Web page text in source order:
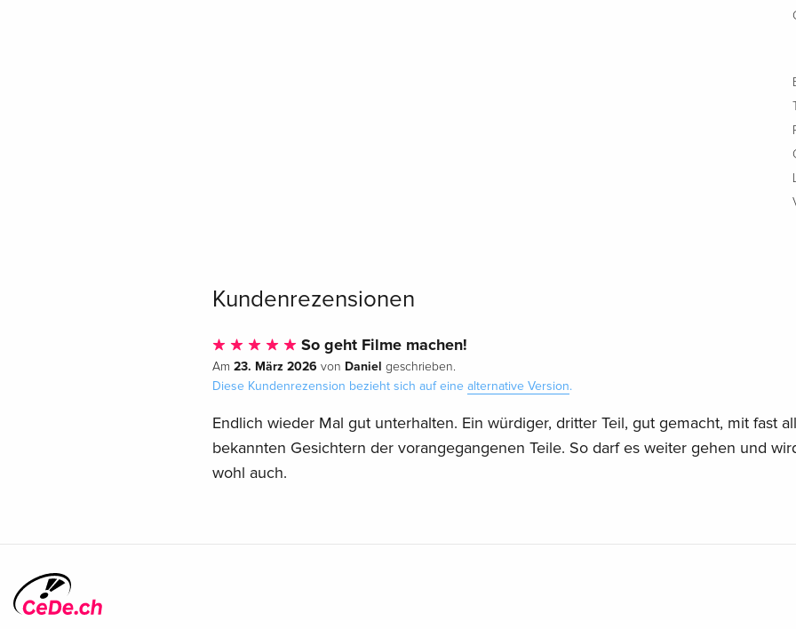
Kundenrezensionen
So geht Filme machen!
Am 23. März 2026 von Daniel geschrieben.
Diese Kundenrezension bezieht sich auf eine alternative Version.
Endlich wieder Mal gut unterhalten. Ein würdiger, dritter Teil, gut gemacht, mit fast
bekannten Gesichtern der vorangegangenen Teile. So darf es weiter gehen und
wohl auch.